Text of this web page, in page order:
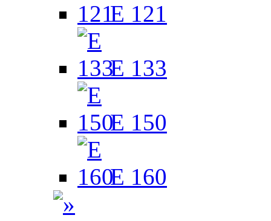
E 121
E 133
E 150
E 160